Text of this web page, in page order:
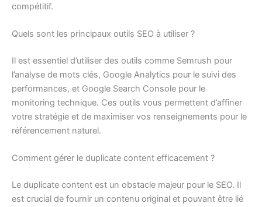
compétitif.
Quels sont les principaux outils SEO à utiliser ?
Il est essentiel d’utiliser des outils comme Semrush pour
l’analyse de mots clés, Google Analytics pour le suivi des
performances, et Google Search Console pour le
monitoring technique. Ces outils vous permettent d’affiner
votre stratégie et de maximiser vos renseignements pour le
référencement naturel.
Comment gérer le duplicate content efficacement ?
Le duplicate content est un obstacle majeur pour le SEO. Il
est crucial de fournir un contenu original et pouvant être lié